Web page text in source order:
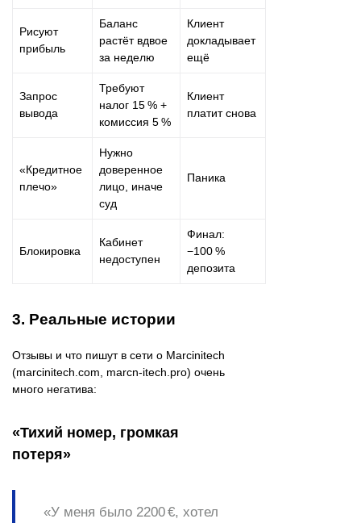
Рисуют
прибыль
Баланс
растёт вдвое
за неделю
Клиент
докладывает
ещё
Запрос
вывода
Требуют
налог 15 % +
комиссия 5 %
Клиент
платит снова
«Кредитное
плечо»
Нужно
доверенное
лицо, иначе
суд
Паника
Блокировка
Кабинет
недоступен
Финал:
−100 %
депозита
3. Реальные истории
Отзывы и что пишут в сети о Marcinitech
(marcinitech.com, marcn-itech.pro) очень
много негатива:
«Тихий номер, громкая
потеря»
«У меня было 2200 €, хотел